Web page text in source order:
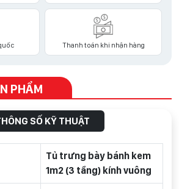
Thanh toán khi nhận hàng
PHẨM
SỐ KỸ THUẬT
Tủ trưng bày bánh kem
1m2 (3 tầng) kính vuông